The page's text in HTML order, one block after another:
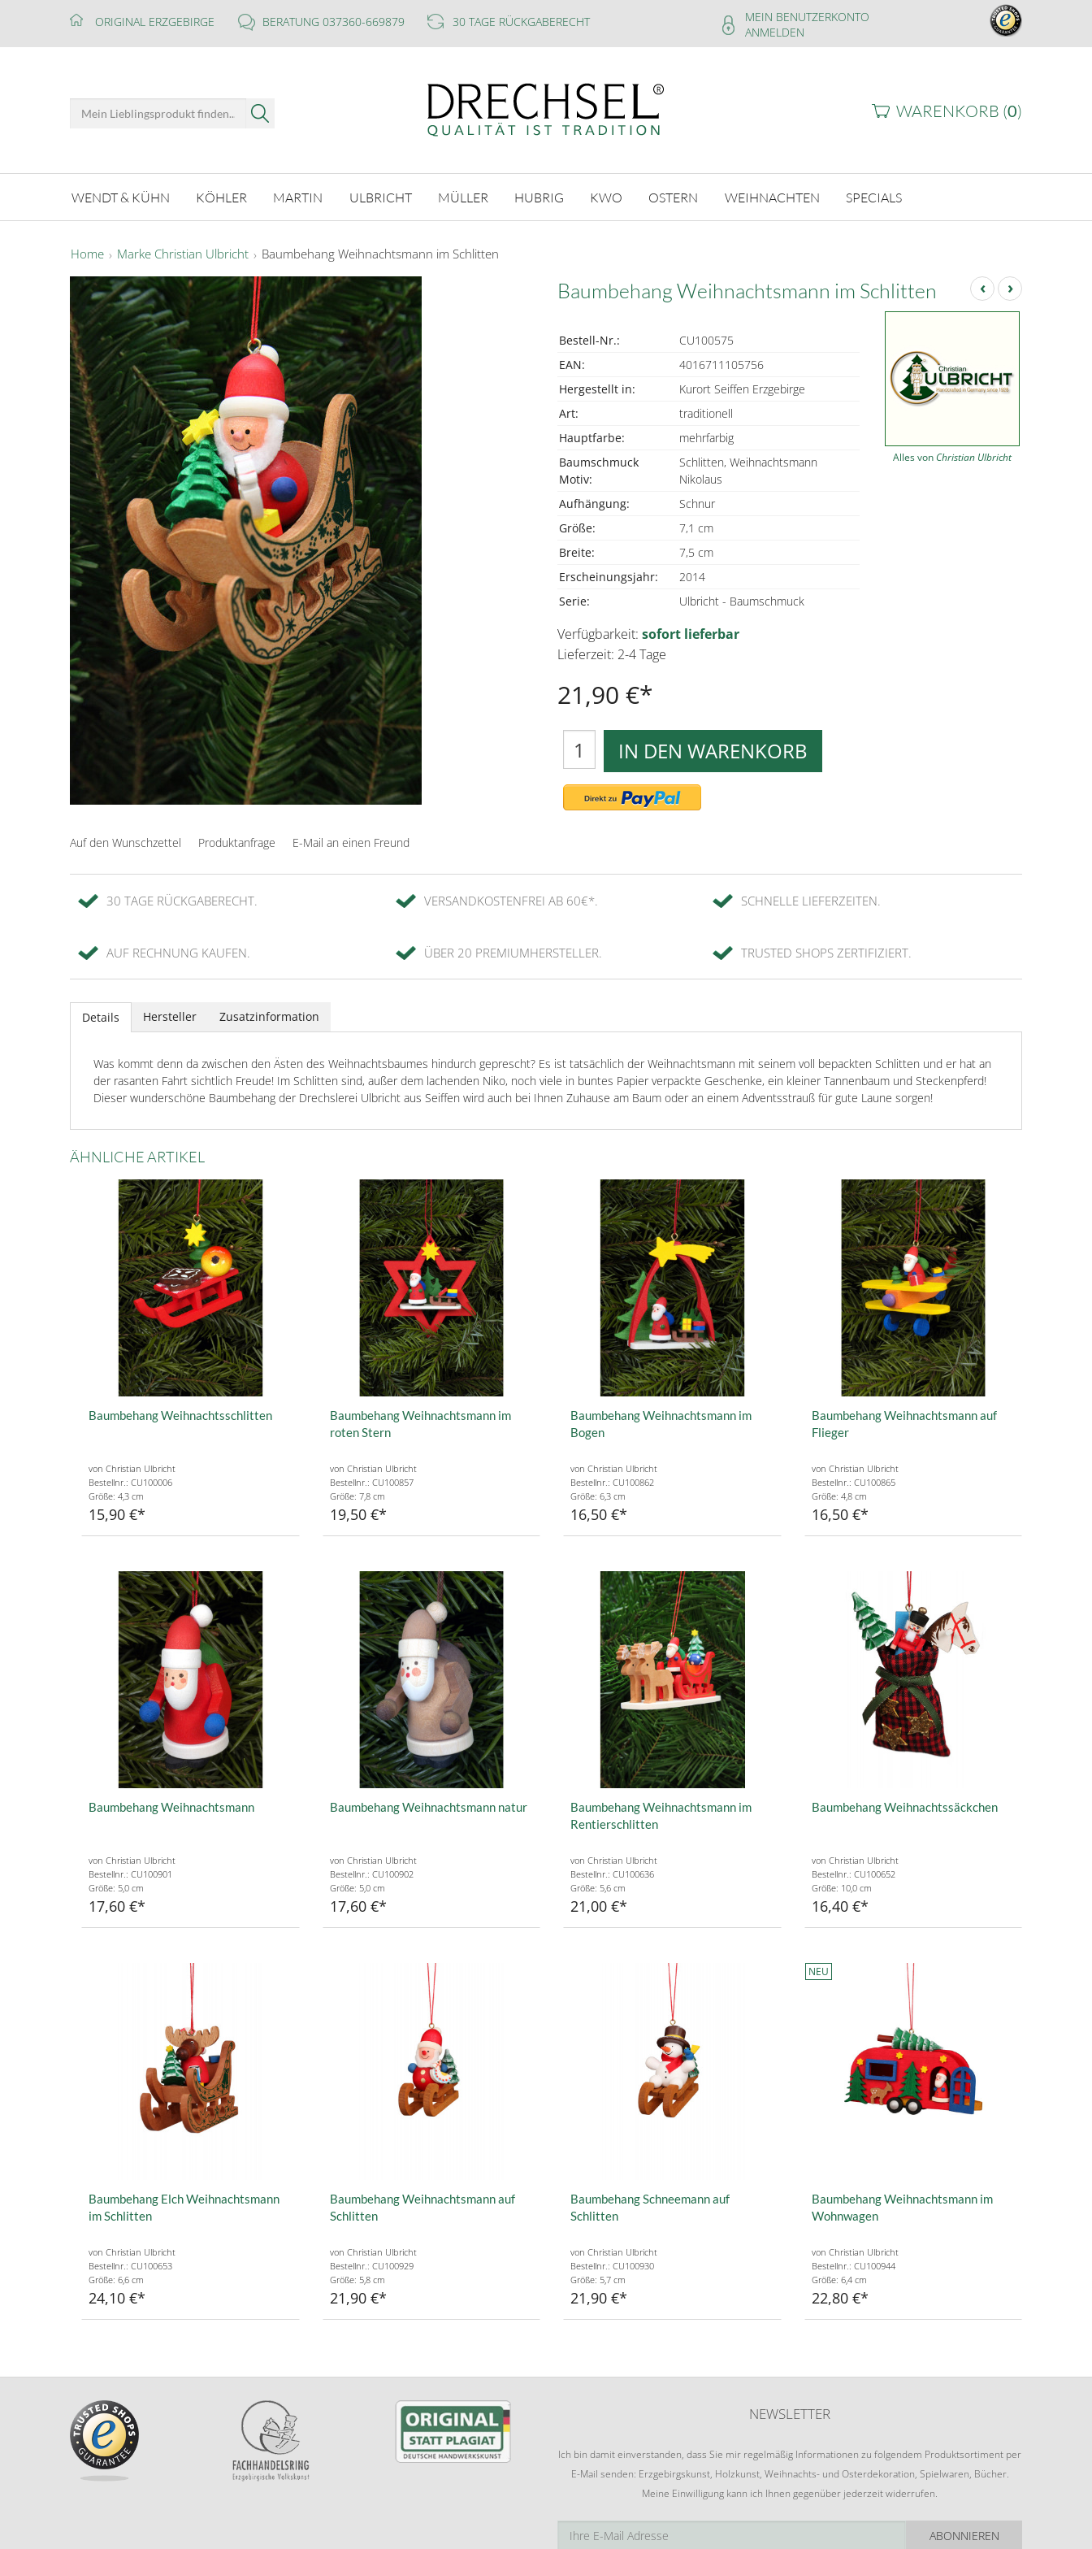
ORIGINAL ERZGEBIRGE BERATUNG 037360-669879 30 TAGE RÜCKGABERECHT
MEIN BENUTZERKONTO
ANMELDEN
WARENKORB (0)
WENDT & KÜHN KÖHLER MARTIN ULBRICHT MÜLLER HUBRIG KWO OSTERN WEIHNACHTEN SPECIALS
Home Marke Christian Ulbricht Baumbehang Weihnachtsmann im Schlitten
‹ ›
Baumbehang Weihnachtsmann im Schlitten
Bestell-Nr.:
CU100575
EAN:
4016711105756
Hergestellt in:
Kurort Seiffen Erzgebirge
Art:
traditionell
Hauptfarbe:
mehrfarbig
Baumschmuck
Motiv:
Schlitten, Weihnachtsmann
Nikolaus
Aufhängung:
Schnur
Größe:
7,1 cm
Breite:
7,5 cm
Erscheinungsjahr:
2014
Serie:
Ulbricht - Baumschmuck
Alles von Christian Ulbricht
Verfügbarkeit: sofort lieferbar
Lieferzeit: 2-4 Tage
21,90 €
IN DEN WARENKORB
Auf den Wunschzettel Produktanfrage E-Mail an einen Freund
30 TAGE RÜCKGABERECHT. VERSANDKOSTENFREI AB 60€*. SCHNELLE LIEFERZEITEN.
AUF RECHNUNG KAUFEN. ÜBER 20 PREMIUMHERSTELLER. TRUSTED SHOPS ZERTIFIZIERT.
Details Hersteller Zusatzinformation
Was kommt denn da zwischen den Ästen des Weihnachtsbaumes hindurch geprescht? Es ist tatsächlich der Weihnachtsmann mit seinem voll bepackten Schlitten und er hat an
der rasanten Fahrt sichtlich Freude! Im Schlitten sind, außer dem lachenden Niko, noch viele in buntes Papier verpackte Geschenke, ein kleiner Tannenbaum und Steckenpferd!
Dieser wunderschöne Baumbehang der Drechslerei Ulbricht aus Seiffen wird auch bei Ihnen Zuhause am Baum oder an einem Adventsstrauß für gute Laune sorgen!
ÄHNLICHE ARTIKEL
Baumbehang Weihnachtsschlitten
von Christian Ulbricht
Bestellnr.: CU100006
Größe: 4,3 cm
15,90 €
Baumbehang Weihnachtsmann im
roten Stern
von Christian Ulbricht
Bestellnr.: CU100857
Größe: 7,8 cm
19,50 €
Baumbehang Weihnachtsmann im
Bogen
von Christian Ulbricht
Bestellnr.: CU100862
Größe: 6,3 cm
16,50 €
Baumbehang Weihnachtsmann auf
Flieger
von Christian Ulbricht
Bestellnr.: CU100865
Größe: 4,8 cm
16,50 €
Baumbehang Weihnachtsmann
von Christian Ulbricht
Bestellnr.: CU100901
Größe: 5,0 cm
17,60 €
Baumbehang Weihnachtsmann natur
von Christian Ulbricht
Bestellnr.: CU100902
Größe: 5,0 cm
17,60 €
Baumbehang Weihnachtsmann im
Rentierschlitten
von Christian Ulbricht
Bestellnr.: CU100636
Größe: 5,6 cm
21,00 €
Baumbehang Weihnachtssäckchen
von Christian Ulbricht
Bestellnr.: CU100652
Größe: 10,0 cm
16,40 €
Baumbehang Elch Weihnachtsmann
im Schlitten
von Christian Ulbricht
Bestellnr.: CU100653
Größe: 6,6 cm
24,10 €
Baumbehang Weihnachtsmann auf
Schlitten
von Christian Ulbricht
Bestellnr.: CU100929
Größe: 5,8 cm
21,90 €
Baumbehang Schneemann auf
Schlitten
von Christian Ulbricht
Bestellnr.: CU100930
Größe: 5,7 cm
21,90 €
NEU
Baumbehang Weihnachtsmann im
Wohnwagen
von Christian Ulbricht
Bestellnr.: CU100944
Größe: 6,4 cm
22,80 €
NEWSLETTER
Ich bin damit einverstanden, dass Sie mir regelmäßig Informationen zu folgendem Produktsortiment per
E-Mail senden: Erzgebirgskunst, Holzkunst, Weihnachts- und Osterdekoration, Spielwaren, Bücher.
Meine Einwilligung kann ich Ihnen gegenüber jederzeit widerrufen.
ABONNIEREN